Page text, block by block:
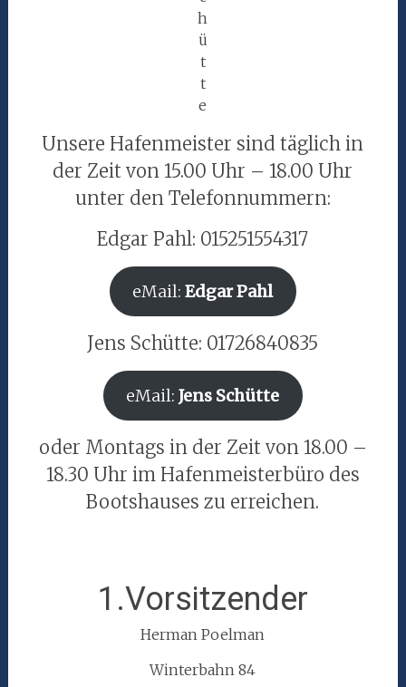
h
ü
t
t
e
Unsere Hafenmeister sind täglich in
der Zeit von 15.00 Uhr – 18.00 Uhr
unter den Telefonnummern:
Edgar Pahl: 015251554317
eMail:Edgar Pahl
Jens Schütte: 01726840835
eMail:Jens Schütte
oder Montags in der Zeit von 18.00 –
18.30 Uhr im Hafenmeisterbüro des
Bootshauses zu erreichen.
1.Vorsitzender
Herman Poelman
Winterbahn 84